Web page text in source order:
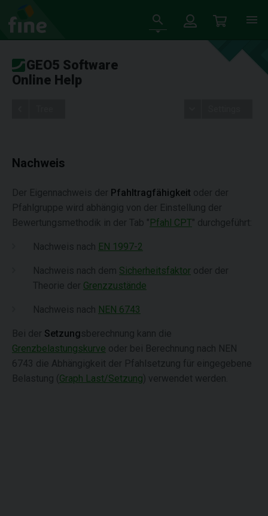
GEO5 Software
Online Help
Nachweis
Der Eigennachweis der Pfahltragfähigkeit oder der
Pfahlgruppe wird abhängig von der Einstellung der
Bewertungsmethodik in der Tab "Pfahl CPT" durchgeführt:
Nachweis nach EN 1997-2
Nachweis nach dem Sicherheitsfaktor oder der
Theorie der Grenzzustände
Nachweis nach NEN 6743
Bei der Setzungsberechnung kann die
Grenzbelastungskurve oder bei Berechnung nach NEN
6743 die Abhängigkeit der Pfahlsetzung für eingegebene
Belastung ( Graph Last/Setzung) verwendet werden.